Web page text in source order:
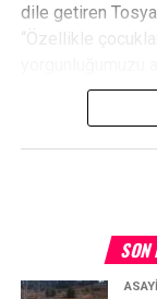
dile getiren
“Özellikle
yoğunluk ve
etkinliklerimizi
içerisinde
hemşerilerimize
teşekkür